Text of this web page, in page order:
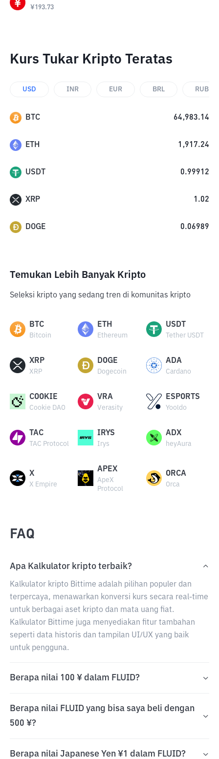
¥193.73
Kurs Tukar Kripto Teratas
USD INR EUR BRL RUB
BTC 64,983.14
ETH 1,917.24
USDT 0.99912
XRP 1.02
DOGE 0.06989
Temukan Lebih Banyak Kripto
Seleksi kripto yang sedang tren di komunitas kripto
BTC
Bitcoin
ETH
Ethereum
USDT
Tether USDT
XRP
XRP
DOGE
Dogecoin
ADA
Cardano
COOKIE
Cookie DAO
VRA
Verasity
ESPORTS
Yooldo
TAC
TAC Protocol
IRYS
Irys
ADX
heyAura
X
X Empire
APEX
ApeX
Protocol
ORCA
Orca
FAQ
Apa Kalkulator kripto terbaik?
Kalkulator kripto Bittime adalah pilihan populer dan
terpercaya, menawarkan konversi kurs secara real-time
untuk berbagai aset kripto dan mata uang fiat.
Kalkulator Bittime juga menyediakan fitur tambahan
seperti data historis dan tampilan UI/UX yang baik
untuk pengguna.
Berapa nilai 100 ¥ dalam FLUID?
Berapa nilai FLUID yang bisa saya beli dengan
500 ¥?
Berapa nilai Japanese Yen ¥1 dalam FLUID?